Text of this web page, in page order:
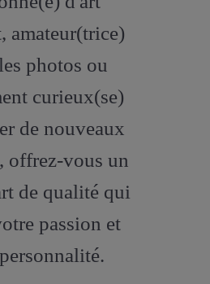
amateur(trice)
photos ou
curieux(se)
de nouveaux
offrez-vous un
de qualité qui
passion et